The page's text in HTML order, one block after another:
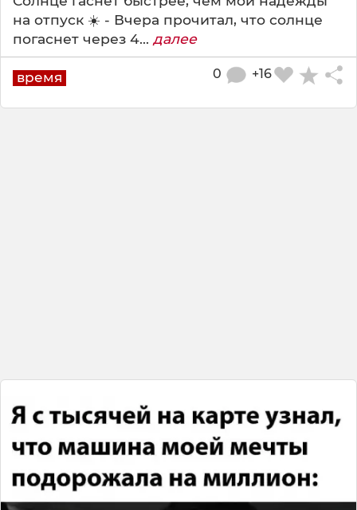
на отпуск ☀️ - Вчера прочитал, что солнце
погаснет через 4... далее
время +16
0